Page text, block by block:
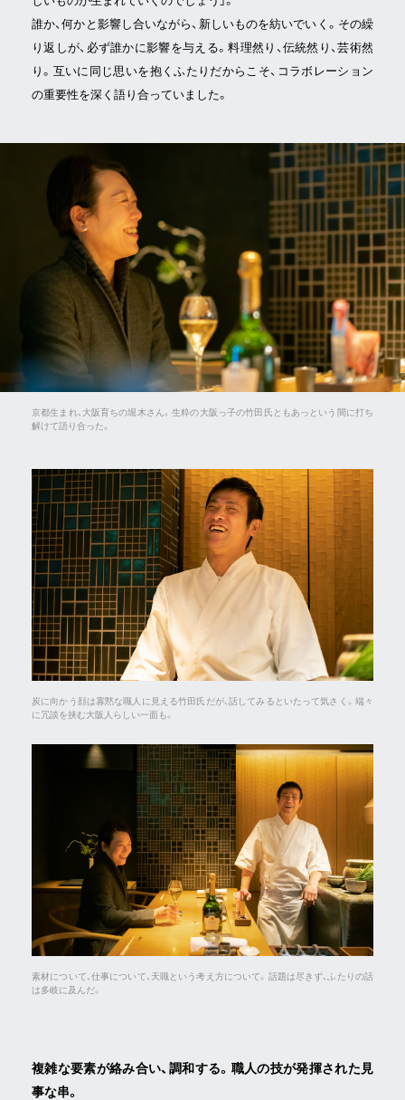
誰か、何かと影響し合いながら、新しいものを紡いでいく。その繰
り返しが、必ず誰かに影響を与える。料理然り、伝統然り、芸術然
り。互いに同じ思いを抱くふたりだからこそ、コラボレーション
の重要性を深く語り合っていました。
京都生まれ、大阪育ちの堀木さん。生粋の大阪っ子の竹田氏ともあっという間に打ち
解けて語り合った。
炭に向かう顔は寡黙な職人に見える竹田氏だが、話してみるといたって気さく。端々
に冗談を挟む大阪人らしい一面も。
素材について、仕事について、天職という考え方について。話題は尽きず、ふたりの話
は多岐に及んだ。
複雑な要素が絡み合い、調和する。職人の技が発揮された見
事な串。